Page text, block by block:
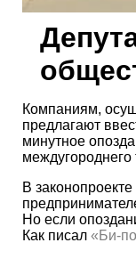
Компаниям,
предлагают
минутное
В
Но если
Как писал «Би-